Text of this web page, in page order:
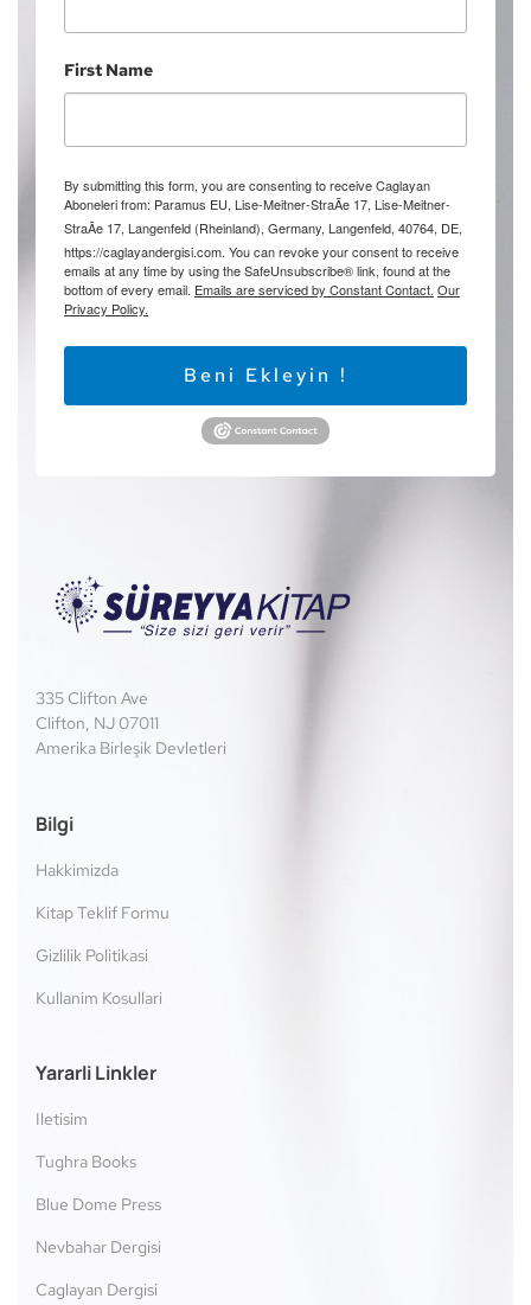
First Name
By submitting this form, you are consenting to receive Caglayan
Aboneleri from: Paramus EU, Lise-Meitner-StraÃe 17, Lise-Meitner-
StraÃe 17, Langenfeld (Rheinland), Germany, Langenfeld, 40764, DE,
https://caglayandergisi.com. You can revoke your consent to receive
emails at any time by using the SafeUnsubscribe® link, found at the
bottom of every email. Emails are serviced by Constant Contact. Our
Privacy Policy.
Beni Ekleyin !
335 Clifton Ave
Clifton, NJ 07011
Amerika Birleşik Devletleri
Bilgi
Hakkimizda
Kitap Teklif Formu
Gizlilik Politikasi
Kullanim Kosullari
Yararli Linkler
Iletisim
Tughra Books
Blue Dome Press
Nevbahar Dergisi
Caglayan Dergisi